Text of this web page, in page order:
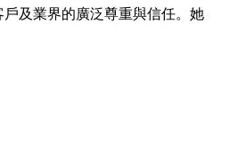
及業界的廣泛尊重與信任。她